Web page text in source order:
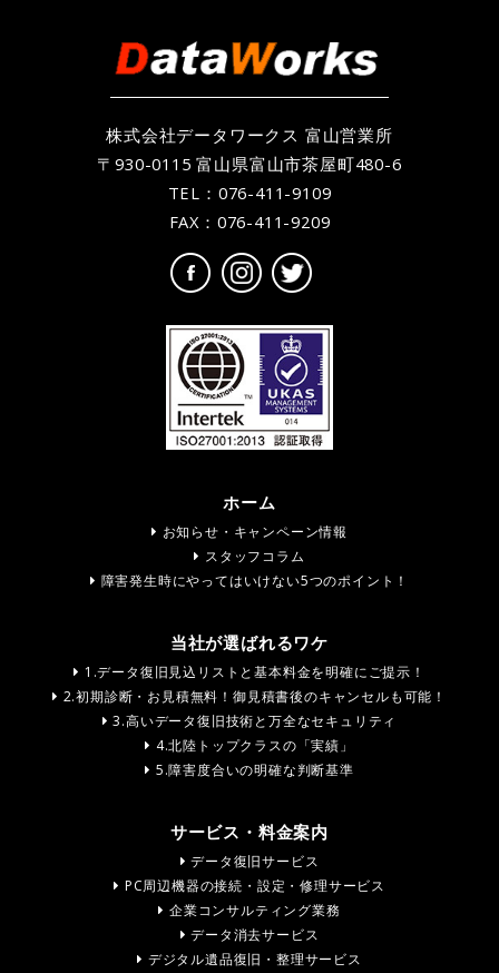
株式会社データワークス 富山営業所
〒930-0115 富山県富山市茶屋町480-6
TEL： 076-411-9109
FAX：076-411-9209
ホーム
お知らせ・キャンペーン情報
スタッフコラム
障害発生時にやってはいけない5つのポイント！
当社が選ばれるワケ
1.データ復旧見込リストと基本料金を明確にご提示！
2.初期診断・お見積無料！御見積書後のキャンセルも可能！
3.高いデータ復旧技術と万全なセキュリティ
4.北陸トップクラスの「実績」
5.障害度合いの明確な判断基準
サービス・料金案内
データ復旧サービス
PC周辺機器の接続・設定・修理サービス
企業コンサルティング業務
データ消去サービス
デジタル遺品復旧・整理サービス